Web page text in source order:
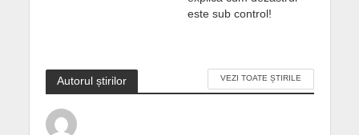
este sub control!
Autorul știrilor VEZI TOATE ȘTIRILE